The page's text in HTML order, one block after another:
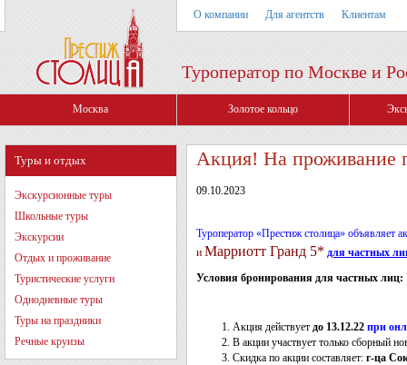
О компании Для агентств Клиентам
Туроператор по Москве и
Москва Золотое кольцо
Туры и отдых
Экскурсионные туры
Школьные туры
Экскурсии
Отдых и проживание
Туристические услуги
Однодневные туры
Туры на праздники
Речные круизы
Акция! На проживание
09.10.2023
Туроператор «Престиж столица» объявляет
и Марриотт Гранд 5* для частных
Условия бронирования для частных лиц:
Акция действует до 13.12.22 при
В акции участвует только сборный
Скидка по акции составляет: г-ца